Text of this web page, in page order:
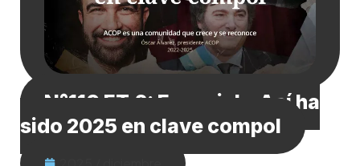
N°110 ET.2: Especial – Así ha
sido 2025 en clave compol